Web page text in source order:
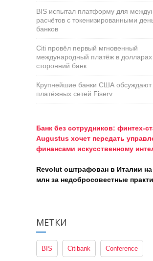
BIS испытал платформу для
расчётов с токенизированными
банков
Citi провёл первый мгновенный
международный платёж в долларах
сторонний банк
Крупнейшие банки США обсуждают
платёжных сетей Fiserv
Банк без сотрудников: финтех-
Augustus хочет передать
финансами искусственному
Revolut оштрафован в Италии на
млн за недобросовестные
МЕТКИ
BIS Citibank Conference